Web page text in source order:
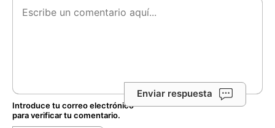
Enviar respuesta
Introduce tu correo electrónico
para verificar tu comentario.